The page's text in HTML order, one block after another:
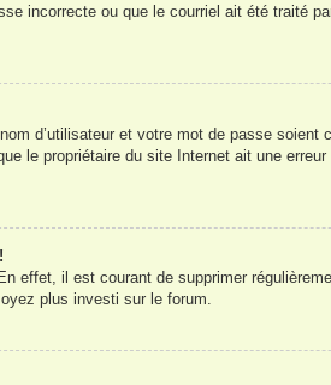
incorrecte ou que le courriel ait été traité
d’utilisateur et votre mot de passe
le propriétaire du site Internet ait une
effet, il est courant de supprimer
plus investi sur le forum.